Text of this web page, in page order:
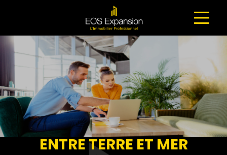
NAVIGATION PRINCIPALE
ENTRE TERRE ET MER